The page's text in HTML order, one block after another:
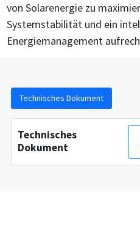
von Solarenergie zu
Systemstabilität und ein
Energiemanagement
Technisches Dokument
Technisches
Dokument